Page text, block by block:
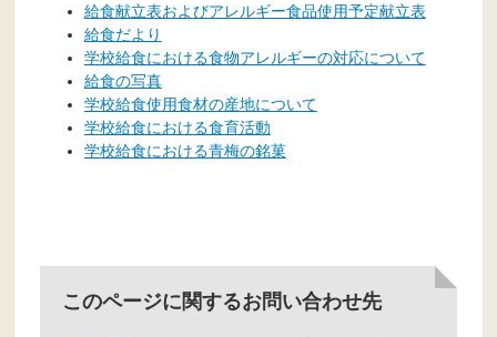
給食献立表およびアレルギー食品使用予定献立表
給食だより
学校給食における食物アレルギーの対応について
給食の写真
学校給食使用食材の産地について
学校給食における食育活動
学校給食における青梅の銘菓
このページに関するお問い合わせ先